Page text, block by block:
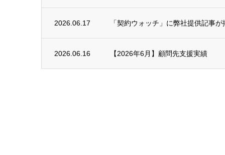
2026.06.17 「契約ウォッチ」に弊社提供記事が
2026.06.16 【2026年6月】顧問先支援実績